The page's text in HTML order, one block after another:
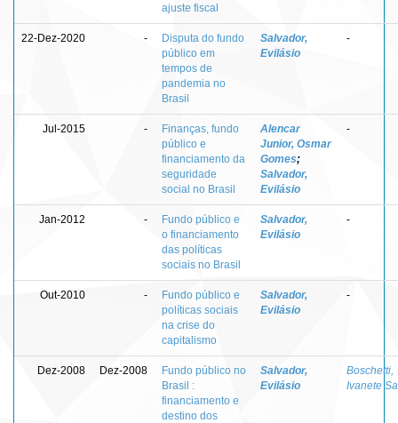
ajuste fiscal
22-Dez-2020 -
Disputa do fundo
público em
tempos de
pandemia no
Brasil
Salvador,
Evilásio
-
Jul-2015 -
Finanças, fundo
público e
financiamento da
seguridade
social no Brasil
Alencar
Junior, Osmar
Gomes;
Salvador,
Evilásio
-
Jan-2012 -
Fundo público e
o financiamento
das políticas
sociais no Brasil
Salvador,
Evilásio
-
Out-2010 -
Fundo público e
políticas sociais
na crise do
capitalismo
Salvador,
Evilásio
-
Dez-2008 Dez-2008
Fundo público no
Brasil :
financiamento e
destino dos
Salvador,
Evilásio
Boschetti,
Ivanete